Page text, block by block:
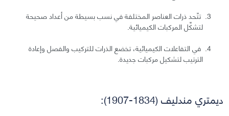
تتّحد ذرات العناصر المختلفة في نسب بسيطة من أعداد صحيحة
لتشكِّل المركبات الكيميائية.
في التفاعلات الكيميائية، تخضع الذرات للتركيب والفصل وإعادة
الترتيب لتشكيل مركبات جديدة.
ديمتري مندليف (1834-1907):